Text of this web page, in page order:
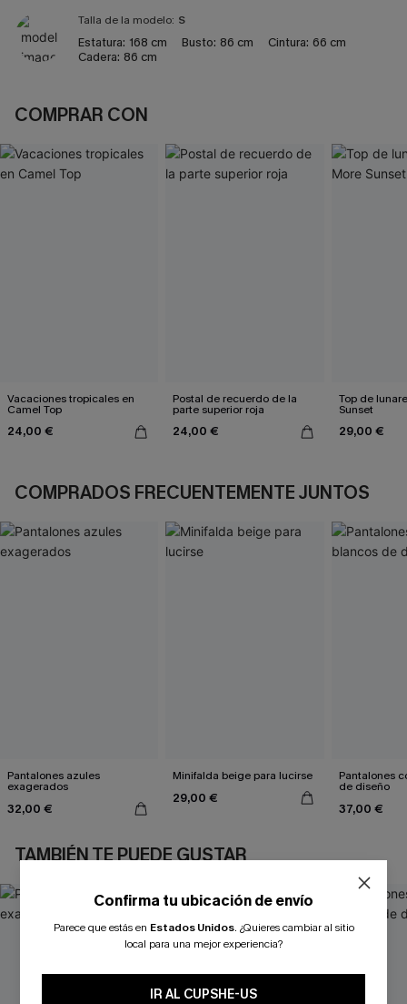
Talla de la modelo: S
Estatura: 168 cm Busto: 86 cm Cintura: 66 cm
Cadera: 86 cm
COMPRAR CON
Vacaciones tropicales en
Camel Top
24,00 €
Postal de recuerdo de la
parte superior roja
24,00 €
Top de
Sunset
29,00 €
COMPRADOS FRECUENTEMENTE JUNTOS
Pantalones azules
exagerados
32,00 €
Minifalda beige para lucirse
29,00 €
Pantalones
de diseño
37,00 €
TAMBIÉN TE PUEDE GUSTAR
Confirma tu ubicación de envío
Parece que estás en Estados Unidos. ¿Quieres cambiar al sitio
local para una mejor experiencia?
IR AL CUPSHE-US